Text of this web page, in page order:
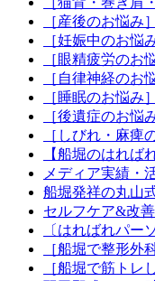
［産後のお悩み］
［妊娠中のお悩
［眼精疲労のお
［自律神経のお
［睡眠のお悩み］
［後遺症のお悩
［しびれ・麻痺
【船堀のはれば
メディア実績・
船堀発祥の丸山
セルフケア&改
〔はればれパー
［船堀で整形外
［船堀で筋トレ